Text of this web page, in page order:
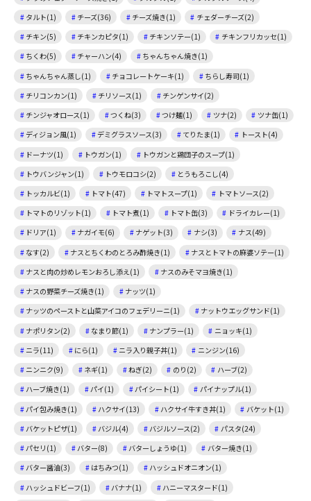
タルト(1)
チーズ(36) チーズ焼き(1)
チェダーチーズ(2)
チキン(5)
チキンカピタ(1) チキンソテー(1)
チキンフリカッセ(1)
ちくわ(5)
チャーハン(4)
ちゃんちゃん焼き(1)
ちゃんちゃん蒸し(1)
チョコレートケーキ(1)
ちらし寿司(1)
チリコンカン(1)
チリソース(1)
チンゲンサイ(2)
チンジャオロース(1)
つくね(3) つけ麺(1) ツナ(2)
ツナ缶(1)
ディジョン風(1)
デミグラスソース(3) てりたま(1)
トースト(4)
ドーナツ(1)
トウガン(1)
トウガンと鶏団子のスープ(1)
トウバンジャン(1)
トウモロコシ(2)
とうもろこし(4)
トッカルビ(1)
トマト(47) トマトスープ(1)
トマトソース(2)
トマトのリゾット(1)
トマト煮(1) トマト缶(3)
ドライカレー(1)
ドリア(1)
ナガイモ(6) ナゲット(3) ナシ(3)
ナス(49)
なす(2)
ナスとちくわのとろみ酢焼き(1)
ナスとトマトの麻婆ソテー(1)
ナスと肉の炒めレモンおろし添え(1)
ナスのみそマヨ焼き(1)
ナスの野菜チーズ焼き(1)
ナッツ(1)
ナッツのペーストと山菜アイコのフェデリーニ(1)
ナットウエッグサンド(1)
ナポリタン(2)
なまり節(1) ナンプラー(1)
ニョッキ(1)
ニラ(11)
にら(1) ニラ入り親子丼(1)
ニンジン(16)
ニンニク(9)
ネギ(1) ねぎ(2) のり(2)
ハーブ(2)
ハーブ焼き(1)
パイ(1) パイシート(1)
パイナップル(1)
パイ包み焼き(1)
ハクサイ(13) ハクサイ牛すき丼(1)
バケット(1)
バケットピザ(1)
バジル(4) バジルソース(2)
パスタ(24)
パセリ(1)
バター(8) バターしょうゆ(1)
バター焼き(1)
バター醤油(3)
はちみつ(1)
ハッシュドオニオン(1)
ハッシュドビーフ(1)
バナナ(1) ハニーマスタード(1)